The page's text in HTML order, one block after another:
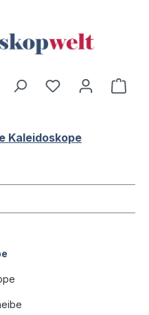
Du hast 0
Kaleidoskope